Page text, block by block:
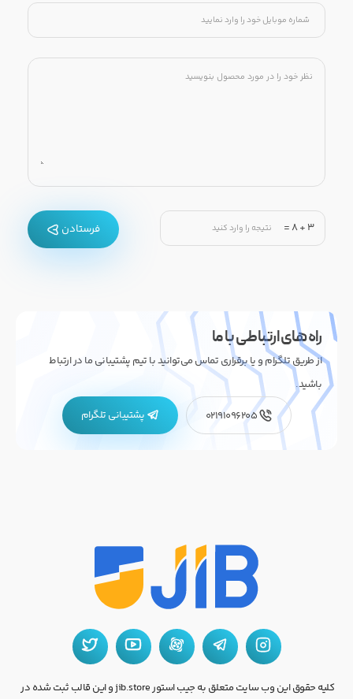
3
+
8
= فرستادن
راه های ارتباطی با ما
از طریق تلگرام و یا برقراری تماس می‌توانید با تیم پشتیبانی ما در ارتباط
باشید.
02191096205
پشتیبانی تلگرام
کلیه حقوق این وب سایت متعلق به جیب استور jib.store و این قالب ثبت شده در